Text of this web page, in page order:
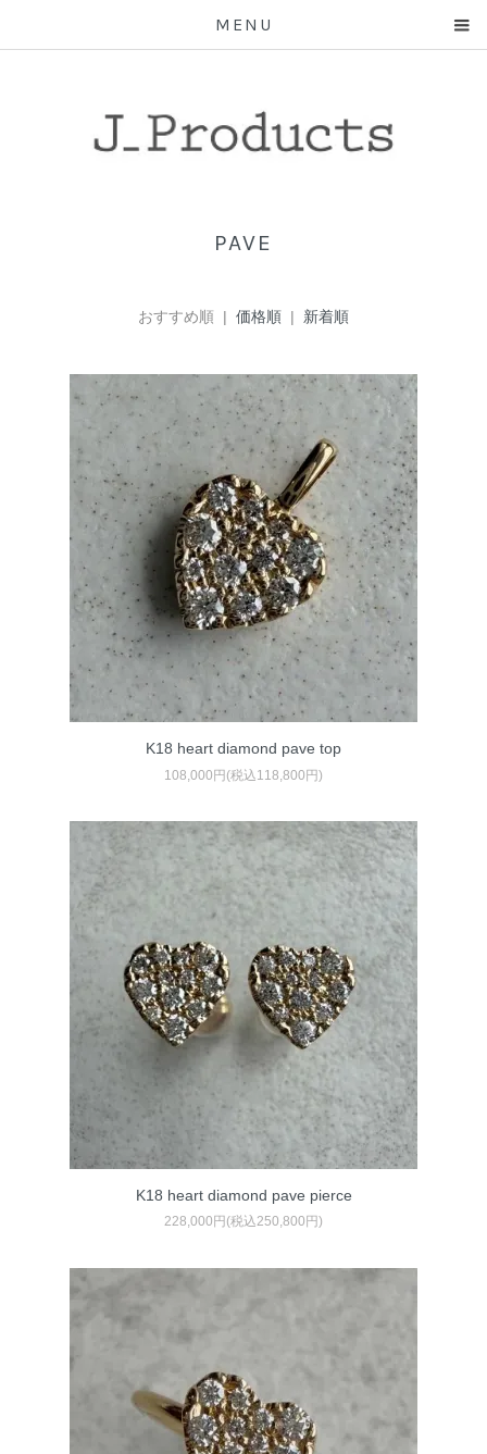
MENU
PAVE
おすすめ順 | 価格順 | 新着順
K18 heart diamond pave top
108,000円(税込118,800円)
K18 heart diamond pave pierce
228,000円(税込250,800円)